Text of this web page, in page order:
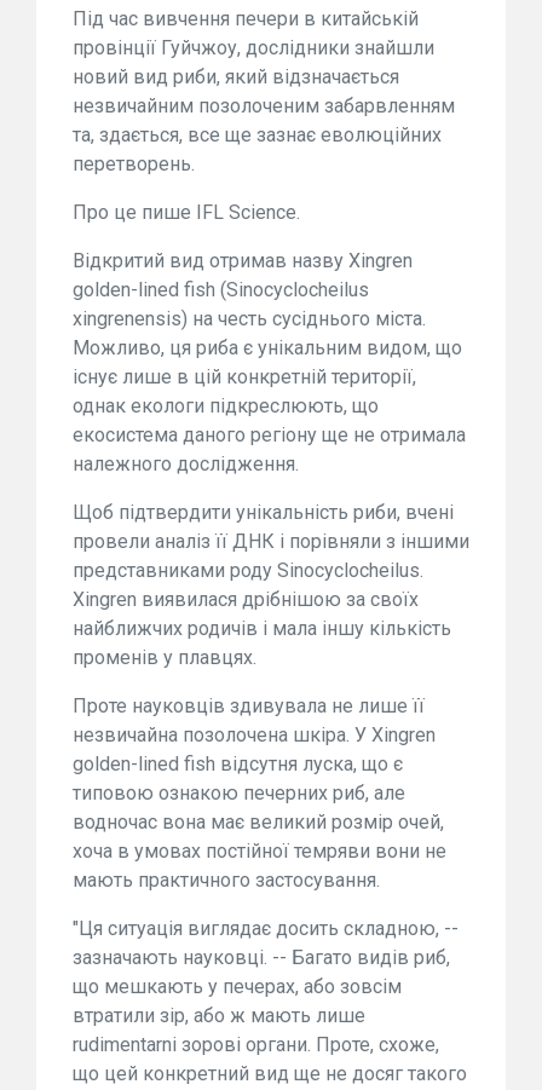
Під час вивчення печери в китайській
провінції Гуйчжоу, дослідники знайшли
новий вид риби, який відзначається
незвичайним позолоченим забарвленням
та, здається, все ще зазнає еволюційних
перетворень.
Про це пише IFL Science.
Відкритий вид отримав назву Xingren
golden-lined fish (Sinocyclocheilus
xingrenensis) на честь сусіднього міста.
Можливо, ця риба є унікальним видом, що
існує лише в цій конкретній території,
однак екологи підкреслюють, що
екосистема даного регіону ще не отримала
належного дослідження.
Щоб підтвердити унікальність риби, вчені
провели аналіз її ДНК і порівняли з іншими
представниками роду Sinocyclocheilus.
Xingren виявилася дрібнішою за своїх
найближчих родичів і мала іншу кількість
променів у плавцях.
Проте науковців здивувала не лише її
незвичайна позолочена шкіра. У Xingren
golden-lined fish відсутня луска, що є
типовою ознакою печерних риб, але
водночас вона має великий розмір очей,
хоча в умовах постійної темряви вони не
мають практичного застосування.
"Ця ситуація виглядає досить складною, --
зазначають науковці. -- Багато видів риб,
що мешкають у печерах, або зовсім
втратили зір, або ж мають лише
rudimentarnі зорові органи. Проте, схоже,
що цей конкретний вид ще не досяг такого